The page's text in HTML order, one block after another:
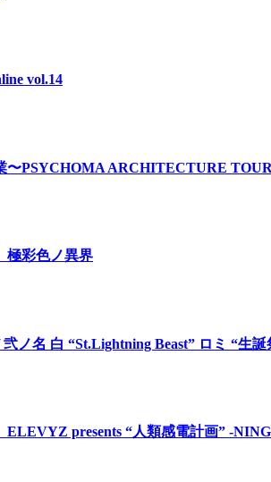
vol.14
〜PSYCHOMA ARCHITECTURE
極彩色ノ異界
ノ名 白 “St.Lightning Beast” ロミ “生誕
ELEVYZ presents “人類感電計画” -